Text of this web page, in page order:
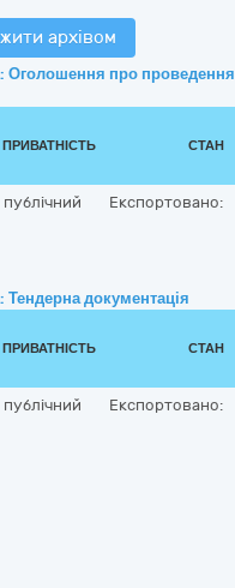
архівом
Оголошення про проведення
ПРИВАТНІСТЬ СТАН
публічний Експортовано:
Тендерна документація
ПРИВАТНІСТЬ СТАН
публічний Експортовано: